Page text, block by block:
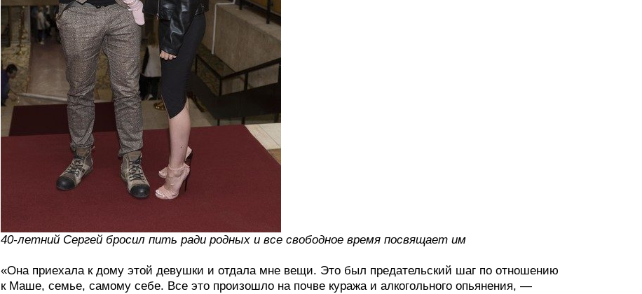
40-летний Сергей бросил пить ради родных и все свободное время посвящает им
«Она приехала к дому этой девушки и отдала мне вещи. Это был предательский шаг по отношению
к Маше, семье, самому себе. Все это произошло на почве куража и алкогольного опьянения, —